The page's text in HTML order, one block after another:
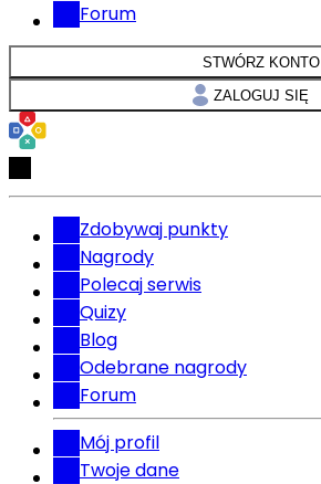
Forum
STWÓRZ KONTO
ZALOGUJ SIĘ
Zdobywaj punkty
Nagrody
Polecaj serwis
Quizy
Blog
Odebrane nagrody
Forum
Mój profil
Twoje dane